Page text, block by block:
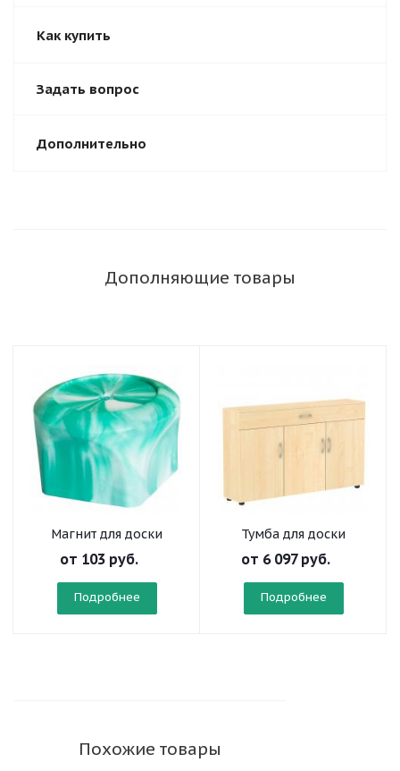
Как купить
Задать вопрос
Дополнительно
Дополняющие товары
Магнит для доски
от 103 руб.
Подробнее
Тумба для доски
от 6 097 руб.
Подробнее
Похожие товары